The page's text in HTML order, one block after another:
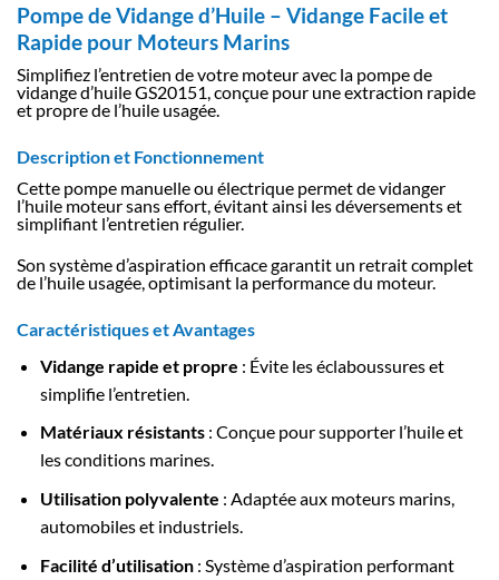
Pompe de Vidange d’Huile – Vidange Facile et
Rapide pour Moteurs Marins
Simplifiez l’entretien de votre moteur avec la pompe de
vidange d’huile GS20151, conçue pour une extraction rapide
et propre de l’huile usagée.
Description et Fonctionnement
Cette pompe manuelle ou électrique permet de vidanger
l’huile moteur sans effort, évitant ainsi les déversements et
simplifiant l’entretien régulier.
Son système d’aspiration efficace garantit un retrait complet
de l’huile usagée, optimisant la performance du moteur.
Caractéristiques et Avantages
Vidange rapide et propre : Évite les éclaboussures et
simplifie l’entretien.
Matériaux résistants: Conçue pour supporter l’huile et
les conditions marines.
Utilisation polyvalente : Adaptée aux moteurs marins,
automobiles et industriels.
Facilité d’utilisation: Système d’aspiration performant